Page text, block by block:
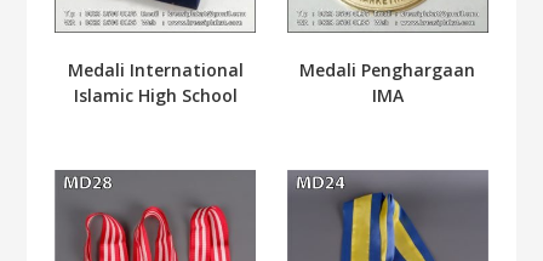
Medali International
Islamic High School
Medali Penghargaan
IMA